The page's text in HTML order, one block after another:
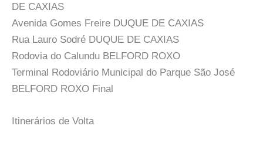
DE CAXIAS
Avenida Gomes Freire DUQUE DE CAXIAS
Rua Lauro Sodré DUQUE DE CAXIAS
Rodovia do Calundu BELFORD ROXO
Terminal Rodoviário Municipal do Parque São José
BELFORD ROXO Final
Itinerários de Volta